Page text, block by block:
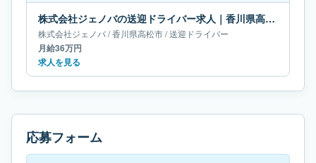
株式会社ジェノバの送迎ドライバー求人｜香川県高松市｜月給36万円
株式会社ジェノバ/香川県高松市/送迎ドライバー
月給36万円
求人を見る
応募フォーム